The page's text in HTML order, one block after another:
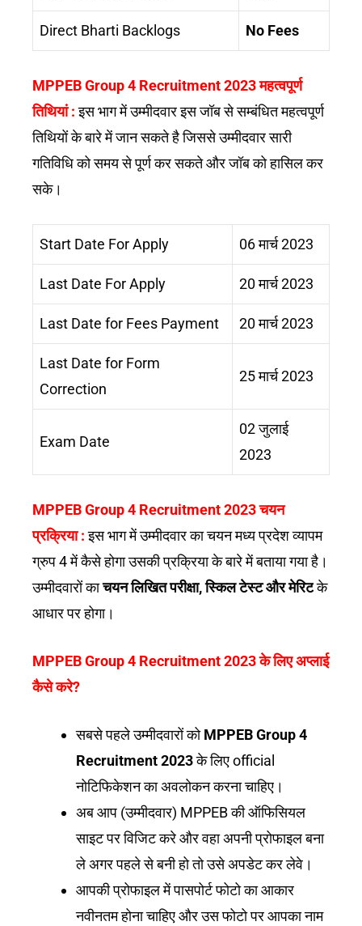
Direct Bharti Backlogs No Fees
MPPEB Group 4 Recruitment 2023 महत्वपूर्ण
तिथियां :इस भाग में उम्मीदवार इस जॉब से सम्बंधित महत्वपूर्ण
तिथियों के बारे में जान सकते है जिससे उम्मीदवार सारी
गतिविधि को समय से पूर्ण कर सकते और जॉब को हासिल कर
सके।
Start Date For Apply 06 मार्च 2023
Last Date For Apply 20 मार्च 2023
Last Date for Fees Payment 20 मार्च 2023
Last Date for Form
Correction
25 मार्च 2023
Exam Date
02 जुलाई
2023
MPPEB Group 4 Recruitment 2023 चयन
प्रक्रिया :इस भाग में उम्मीदवार का चयन मध्य प्रदेश व्यापम
ग्रुप 4 में कैसे होगा उसकी प्रक्रिया के बारे में बताया गया है।
उम्मीदवारों काचयन लिखित परीक्षा, स्किल टेस्ट और मेरिटके
आधार पर होगा।
MPPEB Group 4 Recruitment 2023 के लिए अप्लाई
कैसे करे?
सबसे पहले उम्मीदवारों कोMPPEB Group 4
Recruitment 2023के लिए official
नोटिफिकेशन का अवलोकन करना चाहिए।
अब आप (उम्मीदवार) MPPEB की ऑफिसियल
साइट पर विजिट करे और वहा अपनी प्रोफाइल बना
ले अगर पहले से बनी हो तो उसे अपडेट कर लेवे।
आपकी प्रोफाइल में पासपोर्ट फोटो का आकार
नवीनतम होना चाहिए और उस फोटो पर आपका नाम